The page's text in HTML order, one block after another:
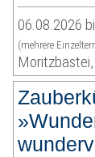
06.08.2026
(mehrere